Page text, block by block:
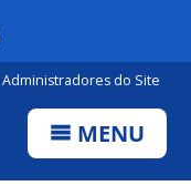
Administradores do Site
MENU